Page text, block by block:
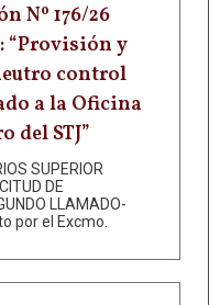
Nº 176/26
“Provisión y
control
a la Oficina
del STJ”
SUPERIOR
DE
LLAMADO-
por el Excmo.